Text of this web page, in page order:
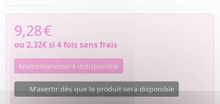
9,28€
ou 2,32€si 4 fois sans frais
Momentanément indisponible
M'avertir dès que le produit sera disponible